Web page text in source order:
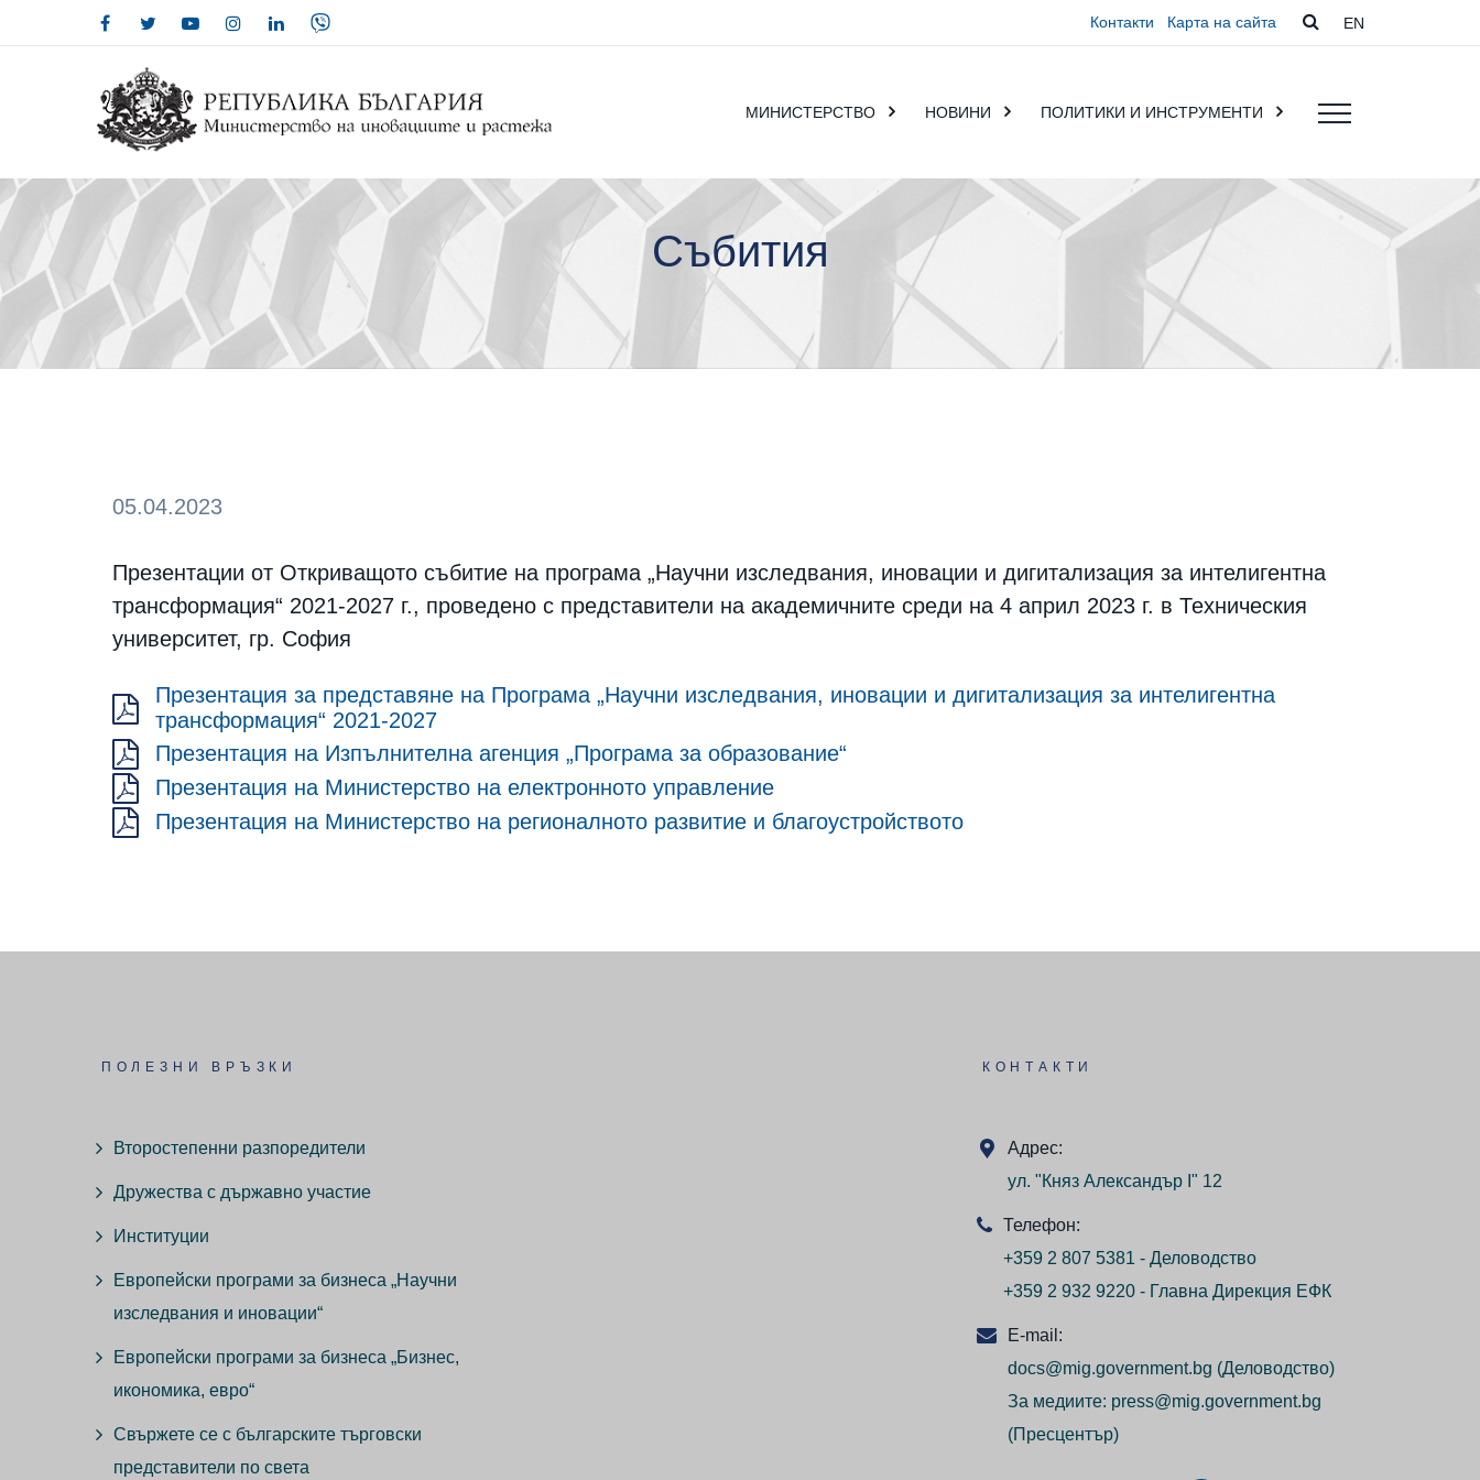
Контакти Карта на сайта EN
МИНИСТЕРСТВО НОВИНИ ПОЛИТИКИ И ИНСТРУМЕНТИ
Събития
05.04.2023
Презентации от Откриващото събитие на програма „Научни изследвания, иновации и дигитализация за интелигентна
трансформация“ 2021-2027 г., проведено с представители на академичните среди на 4 април 2023 г. в Техническия
университет, гр. София
Презентация за представяне на Програма „Научни изследвания, иновации и дигитализация за интелигентна
трансформация“ 2021-2027
Презентация на Изпълнителна агенция „Програма за образование“
Презентация на Министерство на електронното управление
Презентация на Министерство на регионалното развитие и благоустройството
ПОЛЕЗНИ ВРЪЗКИ
Второстепенни разпоредители
Дружества с държавно участие
Институции
Европейски програми за бизнеса „Научни
изследвания и иновации“
Европейски програми за бизнеса „Бизнес,
икономика, евро“
Свържете се с българските търговски
представители по света
КОНТАКТИ
Адрес:
ул. "Княз Александър I" 12
Телефон:
+359 2 807 5381 - Деловодство
+359 2 932 9220 - Главна Дирекция ЕФК
E-mail:
docs@mig.government.bg (Деловодство)
За медиите: press@mig.government.bg
(Пресцентър)